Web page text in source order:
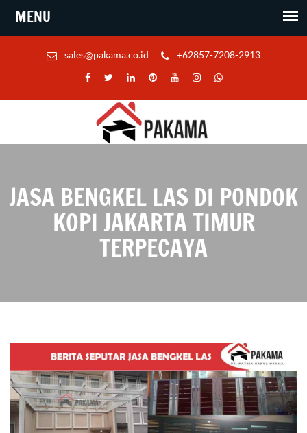
sales@pakama.co.id +62857-7208-2913
JASA BENGKEL LAS DI PONDOK
KOPI JAKARTA TIMUR
TERPECAYA